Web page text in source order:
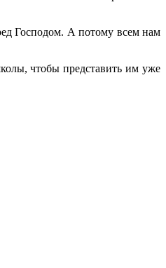
Господом. А потому всем нам
чтобы представить им уже